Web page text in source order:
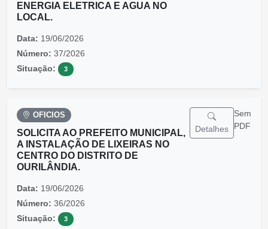
ENERGIA ELETRICA E AGUA NO
LOCAL.
Data: 19/06/2026
Número: 37/2026
Situação:
3
OFICIOS
SOLICITA AO PREFEITO MUNICIPAL,
A INSTALAÇÃO DE LIXEIRAS NO
CENTRO DO DISTRITO DE
OURILÂNDIA.
Detalhes
Sem
PDF
Data: 19/06/2026
Número: 36/2026
Situação:
3